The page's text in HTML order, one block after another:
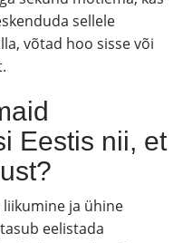
sellele
võtad hoo sisse või
Eestis nii, et
ja ühine
eelistada